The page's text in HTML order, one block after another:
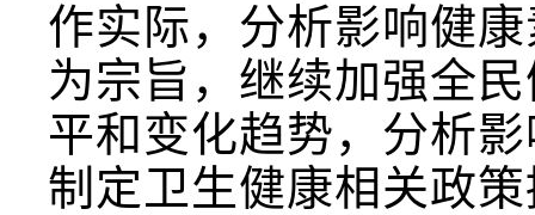
作实际，分析影响健
为宗旨，继续加强全
平和变化趋势，分析
制定卫生健康相关政